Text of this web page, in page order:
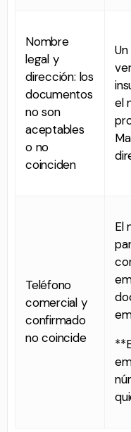
Nombre
legal y
dirección: los
documentos
no son
aceptables
o no
coinciden
el
Teléfono
comercial y
confirmado
no coincide
El